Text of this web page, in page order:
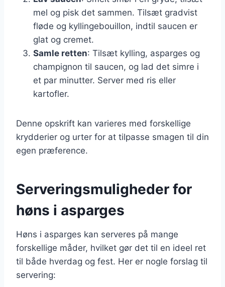
mel og pisk det sammen. Tilsæt gradvist
fløde og kyllingebouillon, indtil saucen er
glat og cremet.
Samle retten: Tilsæt kylling, asparges og
champignon til saucen, og lad det simre i
et par minutter. Server med ris eller
kartofler.
Denne opskrift kan varieres med forskellige
krydderier og urter for at tilpasse smagen til din
egen præference.
Serveringsmuligheder for
høns i asparges
Høns i asparges kan serveres på mange
forskellige måder, hvilket gør det til en ideel ret
til både hverdag og fest. Her er nogle forslag til
servering: